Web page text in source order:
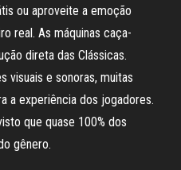
ou aproveite a emoção
real. As máquinas caça-
direta das Clássicas.
visuais e sonoras, muitas
a experiência dos jogadores.
que quase 100% dos
gênero.